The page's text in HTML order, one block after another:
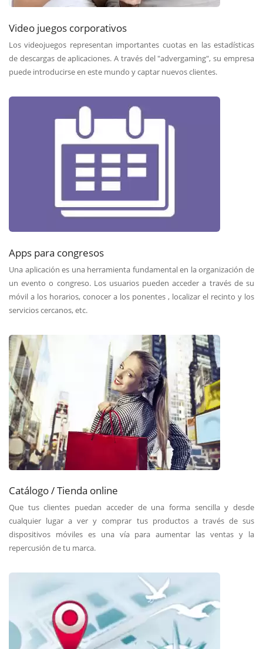
Video juegos corporativos
Los videojuegos representan importantes cuotas en las estadísticas
de descargas de aplicaciones. A través del "advergaming", su empresa
puede introducirse en este mundo y captar nuevos clientes.
Apps para congresos
Una aplicación es una herramienta fundamental en la organización de
un evento o congreso. Los usuarios pueden acceder a través de su
móvil a los horarios, conocer a los ponentes , localizar el recinto y los
servicios cercanos, etc.
Catálogo / Tienda online
Que tus clientes puedan acceder de una forma sencilla y desde
cualquier lugar a ver y comprar tus productos a través de sus
dispositivos móviles es una vía para aumentar las ventas y la
repercusión de tu marca.